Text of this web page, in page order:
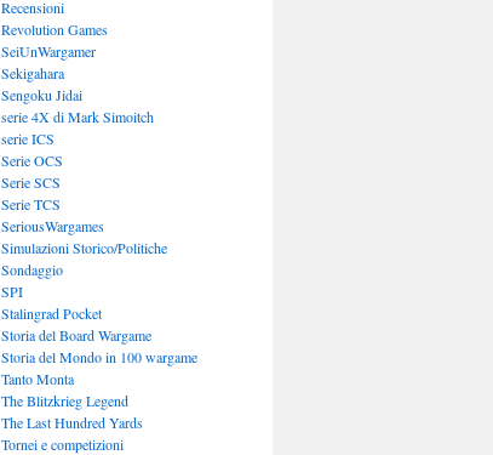
Recensioni
Revolution Games
SeiUnWargamer
Sekigahara
Sengoku Jidai
serie 4X di Mark Simoitch
serie ICS
Serie OCS
Serie SCS
Serie TCS
SeriousWargames
Simulazioni Storico/Politiche
Sondaggio
SPI
Stalingrad Pocket
Storia del Board Wargame
Storia del Mondo in 100 wargame
Tanto Monta
The Blitzkrieg Legend
The Last Hundred Yards
Tornei e competizioni